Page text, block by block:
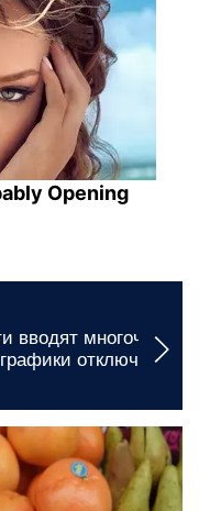
Opening
многочасовые
отключения света